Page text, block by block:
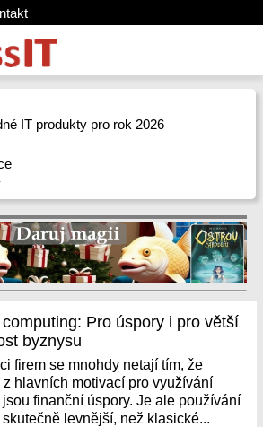
IT produkty pro rok 2026
Pro úspory i pro větší
byznysu
firem se mnohdy netají tím, že
z hlavních motivací pro využívání
finanční úspory. Je ale používání
levnější, než klasické...